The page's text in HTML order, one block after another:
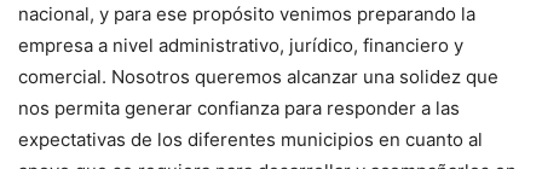
nacional, y para ese propósito venimos preparando la
empresa a nivel administrativo, jurídico, financiero y
comercial. Nosotros queremos alcanzar una solidez que
nos permita generar confianza para responder a las
expectativas de los diferentes municipios en cuanto al